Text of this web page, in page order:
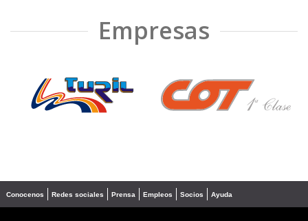
Empresas
❮ ❯
Conocenos Redes sociales Prensa Empleos Socios Ayuda